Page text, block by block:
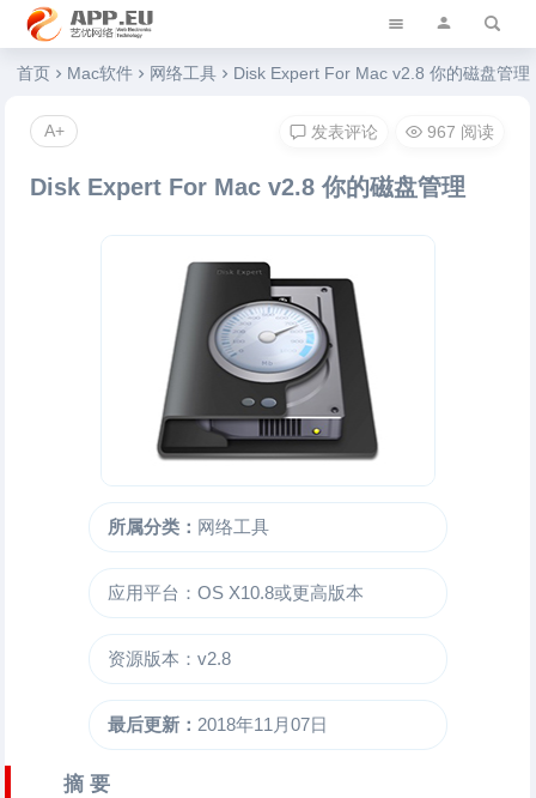
艺优软件乐园
首页 Mac软件 网络工具 Disk Expert For Mac v2.8 你的磁盘管理
Disk Expert For Mac v2.8 你的磁盘管理
所属分类： 网络工具
应用平台：OS X10.8或更高版本
资源版本：v2.8
最后更新： 2018年11月07日
摘 要
发表评论 967 阅读
A+